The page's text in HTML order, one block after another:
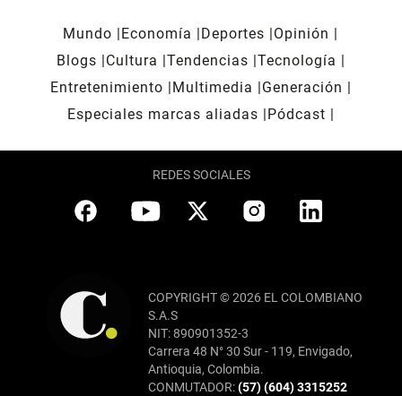
Mundo Economía Deportes
Opinión
Blogs
Cultura Tendencias Tecnología
Entretenimiento
Multimedia
Generación
Especiales marcas aliadas
Pódcast
REDES SOCIALES
COPYRIGHT © 2026 EL COLOMBIANO
S.A.S
NIT: 890901352-3
Carrera 48 N° 30 Sur - 119, Envigado,
Antioquia, Colombia.
CONMUTADOR:(57) (604) 3315252